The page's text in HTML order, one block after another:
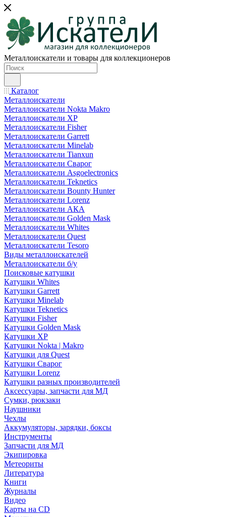
Металлоискатели и товары для коллекционеров
Каталог
Металлоискатели
Металлоискатели Nokta Makro
Металлоискатели XP
Металлоискатели Fisher
Металлоискатели Garrett
Металлоискатели Minelab
Металлоискатели Tianxun
Металлоискатели Сварог
Металлоискатели Asgoelectronics
Металлоискатели Teknetics
Металлоискатели Bounty Hunter
Металлоискатели Lorenz
Металлоискатели АКА
Металлоискатели Golden Mask
Металлоискатели Whites
Металлоискатели Quest
Металлоискатели Tesoro
Виды металлоискателей
Металлоискатели б/у
Поисковые катушки
Катушки Whites
Катушки Garrett
Катушки Minelab
Катушки Teknetics
Катушки Fisher
Катушки Golden Mask
Катушки XP
Катушки Nokta | Makro
Катушки для Quest
Катушки Сварог
Катушки Lorenz
Катушки разных производителей
Аксессуары, запчасти для МД
Сумки, рюкзаки
Наушники
Чехлы
Аккумуляторы, зарядки, боксы
Инструменты
Запчасти для МД
Экипировка
Метеориты
Литература
Книги
Журналы
Видео
Карты на CD